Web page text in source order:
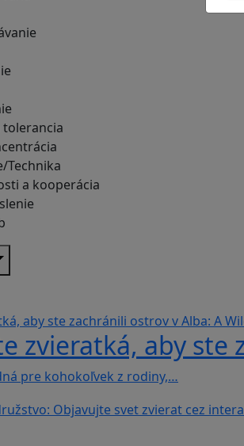
tolerancia
Technika
a kooperácia
zvieratká, aby ste
pre kohokoľvek z rodiny,…